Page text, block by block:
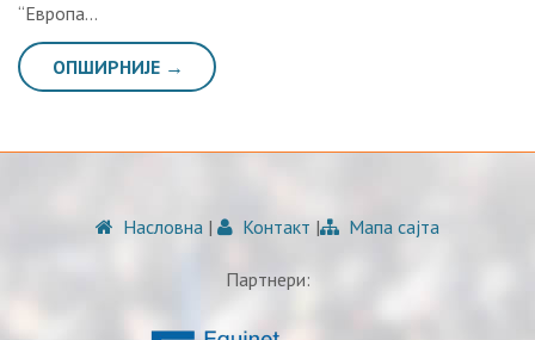
“Европа…
ОПШИРНИЈЕ →
Насловна | Контакт | Мапа сајта
Партнери: